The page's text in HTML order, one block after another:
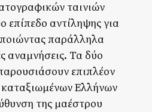
ταινιών
επίπεδο αντίληψης για
παράλληλα
αναμνήσεις. Τα δύο
επιπλέον
καταξιωμένων Ελλήνων
της μαέστρου